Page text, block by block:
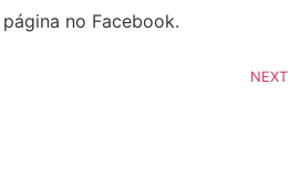
no Facebook.
NEXT